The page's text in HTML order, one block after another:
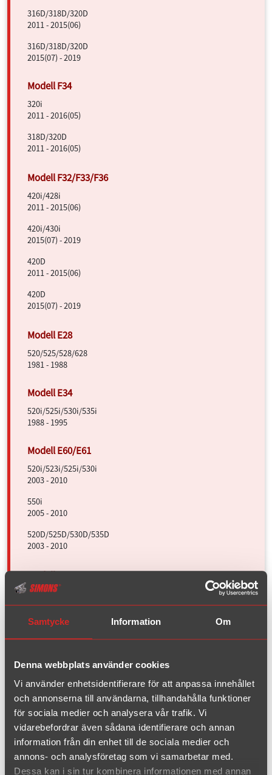
Samtycke Information Om
Denna webbplats använder cookies
Vi använder enhetsidentifierare för att anpassa innehållet
och annonserna till användarna, tillhandahålla funktioner
för sociala medier och analysera vår trafik. Vi
vidarebefordrar även sådana identifierare och annan
information från din enhet till de sociala medier och
annons- och analysföretag som vi samarbetar med.
Dessa kan i sin tur kombinera informationen med annan
316D/318D/320D
2011 - 2015(06)
316D/318D/320D
2015(07) - 2019
320i
2011 - 2016(05)
318D/320D
2011 - 2016(05)
420i/428i
2011 - 2015(06)
420i/430i
2015(07) - 2019
420D
2011 - 2015(06)
420D
2015(07) - 2019
520/525/528/628
1981 - 1988
520i/525i/530i/535i
1988 - 1995
520i/523i/525i/530i
2003 - 2010
550i
2005 - 2010
520D/525D/530D/535D
2003 - 2010
Z3 1.8 8V
1995 - 2002
Z3 1.9 16V
1995 - 2002
Ford
Mazda
Mini